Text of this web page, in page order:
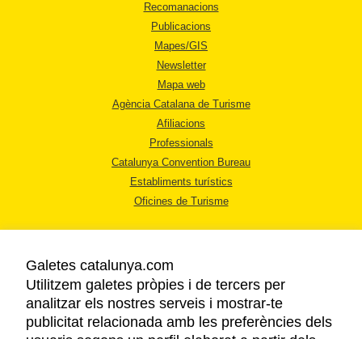
Recomanacions
Publicacions
Mapes/GIS
Newsletter
Mapa web
Agència Catalana de Turisme
Afiliacions
Professionals
Catalunya Convention Bureau
Establiments turístics
Oficines de Turisme
AVÍS LEGAL
POLÍTICA DE PRIVACITAT
Galetes catalunya.com
Utilitzem galetes pròpies i de tercers per
analitzar els nostres serveis i mostrar-te
publicitat relacionada amb les preferències dels